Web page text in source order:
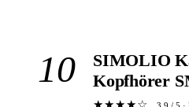
10
SIMOLIO
Kopfhörer